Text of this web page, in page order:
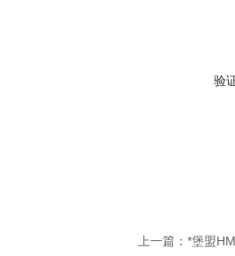
验
上一篇： *堡盟